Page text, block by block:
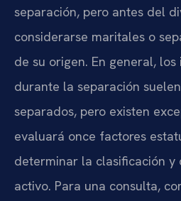
separación, pero antes del
considerarse maritales o
de su origen. En general,
durante la separación
separados, pero existen
evaluará once factores
determinar la clasificación y
activo. Para una consulta,